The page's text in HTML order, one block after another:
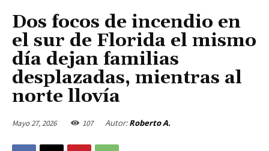
Dos focos de incendio en
el sur de Florida el mismo
día dejan familias
desplazadas, mientras al
norte llovía
Mayo 27, 2026 107 Autor: Roberto A.